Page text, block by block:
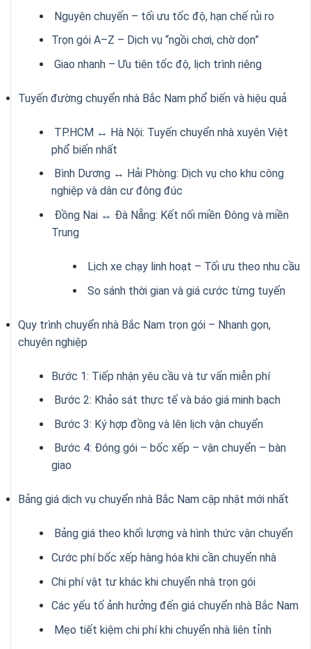
Nguyên chuyến – tối ưu tốc độ, hạn chế rủi ro
Trọn gói A–Z – Dịch vụ “ngồi chơi, chờ dọn”
Giao nhanh – Ưu tiên tốc độ, lịch trình riêng
Tuyến đường chuyển nhà Bắc Nam phổ biến và hiệu quả
TP.HCM ↔ Hà Nội: Tuyến chuyển nhà xuyên Việt
phổ biến nhất
Bình Dương ↔ Hải Phòng: Dịch vụ cho khu công
nghiệp và dân cư đông đúc
Đồng Nai ↔ Đà Nẵng: Kết nối miền Đông và miền
Trung
Lịch xe chạy linh hoạt – Tối ưu theo nhu cầu
So sánh thời gian và giá cước từng tuyến
Quy trình chuyển nhà Bắc Nam trọn gói – Nhanh gọn,
chuyên nghiệp
Bước 1: Tiếp nhận yêu cầu và tư vấn miễn phí
Bước 2: Khảo sát thực tế và báo giá minh bạch
Bước 3: Ký hợp đồng và lên lịch vận chuyển
Bước 4: Đóng gói – bốc xếp – vận chuyển – bàn
giao
Bảng giá dịch vụ chuyển nhà Bắc Nam cập nhật mới nhất
Bảng giá theo khối lượng và hình thức vận chuyển
Cước phí bốc xếp hàng hóa khi cần chuyển nhà
Chi phí vật tư khác khi chuyển nhà trọn gói
Các yếu tố ảnh hưởng đến giá chuyển nhà Bắc Nam
Mẹo tiết kiệm chi phí khi chuyển nhà liên tỉnh